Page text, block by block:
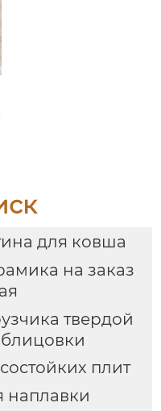
для ковша
на заказ
твердой
плит
наплавки